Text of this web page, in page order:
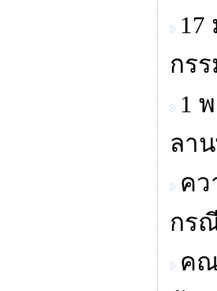
17
กร
1
ลา
ค
กร
คณ